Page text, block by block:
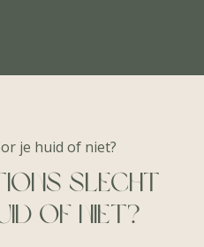
je huid of niet?
slecht
of niet?